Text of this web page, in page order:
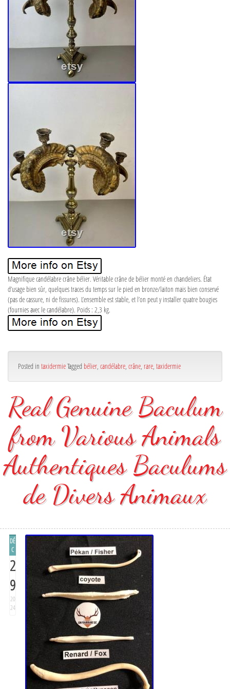
Magnifique candélabre crâne bélier. Véritable crâne de bélier monté en chandeliers. État
d’usage bien sûr, quelques traces du temps sur le pied en bronze/laiton mais bien conservé
(pas de cassure, ni de fissures). L’ensemble est stable, et l’on peut y installer quatre bougies
(fournies avec le candélabre). Poids : 2,3 kg.
Posted in taxidermieTagged bélier, candélabre, crâne, rare, taxidermie
Real Genuine Baculum
from Various Animals
Authentiques Baculums
de Divers Animaux
DÉ
C
2
9
20
24